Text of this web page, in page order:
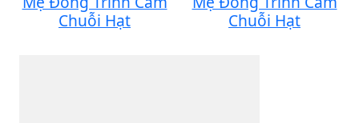
Chuỗi Hạt
Chuỗi Hạt